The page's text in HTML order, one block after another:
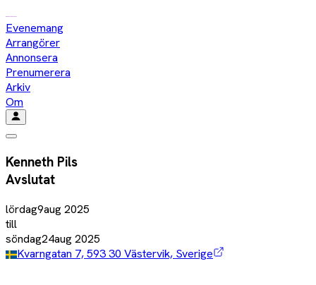
Evenemang
Arrangörer
Annonsera
Prenumerera
Arkiv
Om
Kenneth Pils
Avslutat
lördag9aug2025
till
söndag24aug2025
Kvarngatan 7, 593 30 Västervik, Sverige